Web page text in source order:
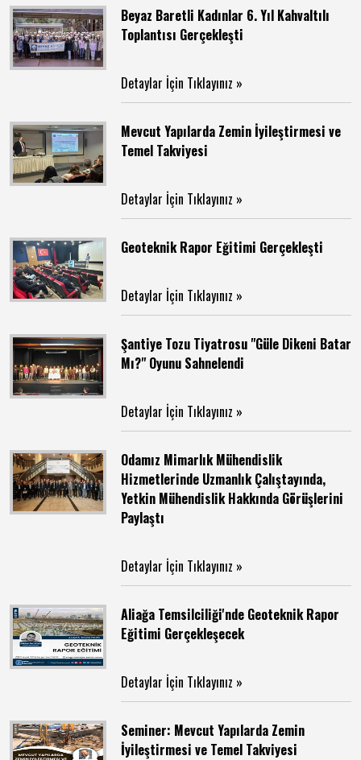
Beyaz Baretli Kadınlar 6. Yıl Kahvaltılı
Toplantısı Gerçekleşti
Detaylar İçin Tıklayınız »
Mevcut Yapılarda Zemin İyileştirmesi ve
Temel Takviyesi
Detaylar İçin Tıklayınız »
Geoteknik Rapor Eğitimi Gerçekleşti
Detaylar İçin Tıklayınız »
Şantiye Tozu Tiyatrosu "Güle Dikeni Batar
Mı?" Oyunu Sahnelendi
Detaylar İçin Tıklayınız »
Odamız Mimarlık Mühendislik
Hizmetlerinde Uzmanlık Çalıştayında,
Yetkin Mühendislik Hakkında Görüşlerini
Paylaştı
Detaylar İçin Tıklayınız »
Aliağa Temsilciliği'nde Geoteknik Rapor
Eğitimi Gerçekleşecek
Detaylar İçin Tıklayınız »
Seminer: Mevcut Yapılarda Zemin
İyileştirmesi ve Temel Takviyesi